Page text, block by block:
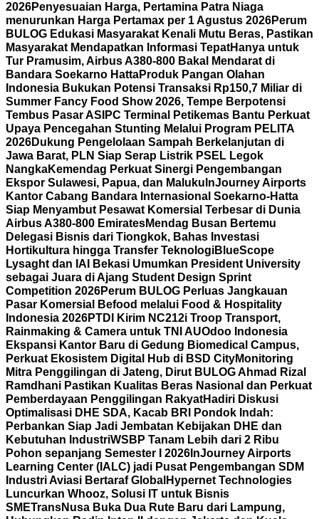
2026Penyesuaian Harga, Pertamina Patra Niaga
menurunkan Harga Pertamax per 1 Agustus 2026Perum
BULOG Edukasi Masyarakat Kenali Mutu Beras, Pastikan
Masyarakat Mendapatkan Informasi TepatHanya untuk
Tur Pramusim, Airbus A380-800 Bakal Mendarat di
Bandara Soekarno HattaProduk Pangan Olahan
Indonesia Bukukan Potensi Transaksi Rp150,7 Miliar di
Summer Fancy Food Show 2026, Tempe Berpotensi
Tembus Pasar AS IPC Terminal Petikemas Bantu Perkuat
Upaya Pencegahan Stunting Melalui Program PELITA
2026Dukung Pengelolaan Sampah Berkelanjutan di
Jawa Barat, PLN Siap Serap Listrik PSEL Legok
NangkaKemendag Perkuat Sinergi Pengembangan
Ekspor Sulawesi, Papua, dan Maluku InJourney Airports
Kantor Cabang Bandara Internasional Soekarno-Hatta
Siap Menyambut Pesawat Komersial Terbesar di Dunia
Airbus A380-800 EmiratesMendag Busan Bertemu
Delegasi Bisnis dari Tiongkok, Bahas Investasi
Hortikultura hingga Transfer TeknologiBlueScope
Lysaght dan IAI Bekasi Umumkan President University
sebagai Juara di Ajang Student Design Sprint
Competition 2026Perum BULOG Perluas Jangkauan
Pasar Komersial Befood melalui Food & Hospitality
Indonesia 2026PTDI Kirim NC212i Troop Transport,
Rainmaking & Camera untuk TNI AUOdoo Indonesia
Ekspansi Kantor Baru di Gedung Biomedical Campus,
Perkuat Ekosistem Digital Hub di BSD CityMonitoring
Mitra Penggilingan di Jateng, Dirut BULOG Ahmad Rizal
Ramdhani Pastikan Kualitas Beras Nasional dan Perkuat
Pemberdayaan Penggilingan RakyatHadiri Diskusi
Optimalisasi DHE SDA, Kacab BRI Pondok Indah:
Perbankan Siap Jadi Jembatan Kebijakan DHE dan
Kebutuhan IndustriWSBP Tanam Lebih dari 2 Ribu
Pohon sepanjang Semester I 2026 InJourney Airports
Learning Center (IALC) jadi Pusat Pengembangan SDM
Industri Aviasi Bertaraf Global Hypernet Technologies
Luncurkan Whooz, Solusi IT untuk Bisnis
SMETransNusa Buka Dua Rute Baru dari Lampung,